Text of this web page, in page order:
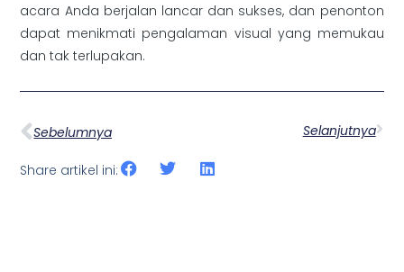
acara Anda berjalan lancar dan sukses, dan penonton
dapat menikmati pengalaman visual yang memukau
dan tak terlupakan.
Sebelumnya Selanjutnya
Share artikel ini: